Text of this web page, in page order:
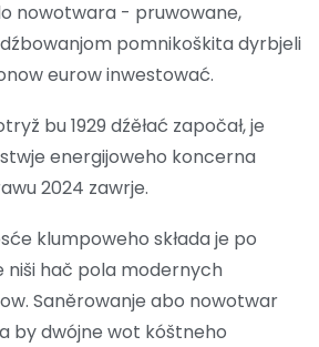
nowotwara - pruwowane,
pomnikoškita dyrbjeli
eurow inwestować.
bu 1929 dźěłać započał, je
energijoweho koncerna
2024 zawrje.
klumpoweho składa je po
niši hač pola modernych
Saněrowanje abo nowotwar
by dwójne wot kóštneho